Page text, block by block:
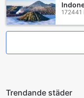
172441
Trendande städer